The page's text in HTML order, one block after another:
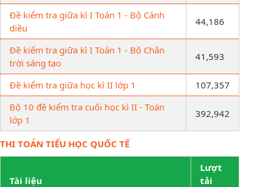
Đề kiểm tra giữa kì I Toán 1 - Bộ Cánh
diều
44,186
Đề kiểm tra giữa kì I Toán 1 - Bộ Chân
trời sáng tạo
41,593
Đề kiểm tra giữa học kì II lớp 1
107,357
Bộ 10 đề kiểm tra cuối học kì II - Toán
lớp 1
392,942
THI TOÁN TIỂU HỌC QUỐC TẾ
Tài liệu
Lượt
tải